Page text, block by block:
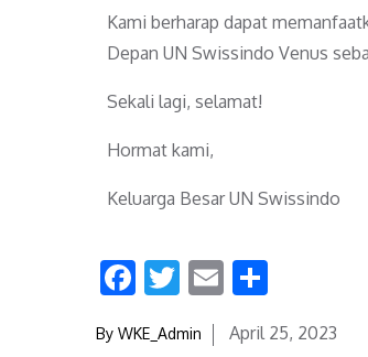
Kami berharap dapat
Depan UN Swissindo Venus
Sekali lagi, selamat!
Hormat kami,
Keluarga Besar UN Swissindo
F
e
T
itt
E
ai ar
By WKE_Admin April 25, 2023